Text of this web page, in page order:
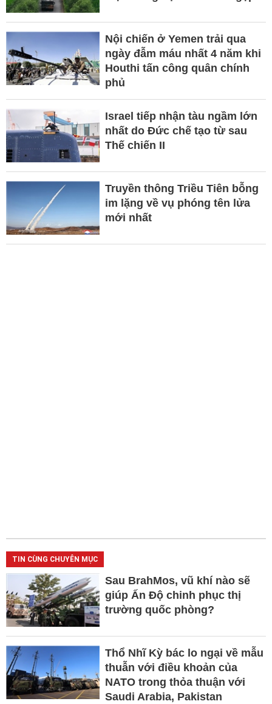
Nội chiến ở Yemen trải qua
ngày đẫm máu nhất 4 năm khi
Houthi tấn công quân chính
phủ
Israel tiếp nhận tàu ngầm lớn
nhất do Đức chế tạo từ sau
Thế chiến II
Truyền thông Triều Tiên bỗng
im lặng về vụ phóng tên lửa
mới nhất
TIN CÙNG CHUYÊN MỤC
Sau BrahMos, vũ khí nào sẽ
giúp Ấn Độ chinh phục thị
trường quốc phòng?
Thổ Nhĩ Kỳ bác lo ngại về mẫu
thuẫn với điều khoản của
NATO trong thỏa thuận với
Saudi Arabia, Pakistan